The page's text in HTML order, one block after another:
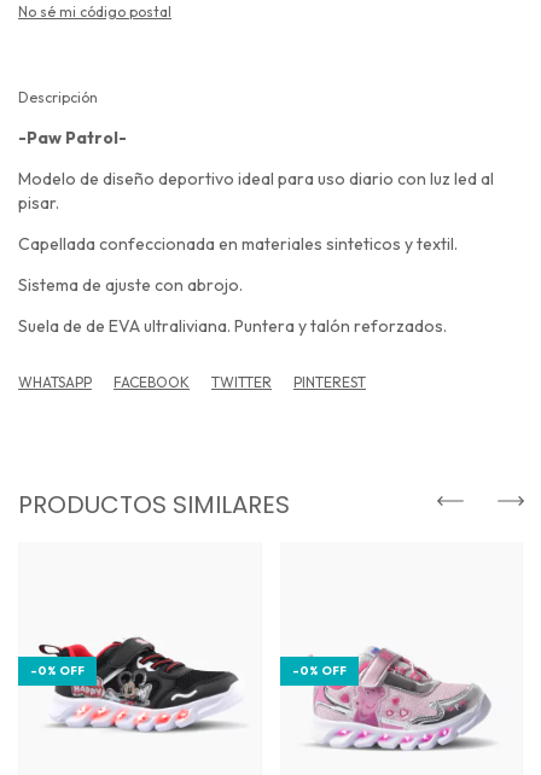
No sé mi código postal
Descripción
-Paw Patrol-
Modelo de diseño deportivo ideal para uso diario con luz led al
pisar.
Capellada confeccionada en materiales sinteticos y textil.
Sistema de ajuste con abrojo.
Suela de de EVA ultraliviana. Puntera y talón reforzados.
WHATSAPP FACEBOOK TWITTER PINTEREST
PRODUCTOS SIMILARES
-0% OFF -0% OFF